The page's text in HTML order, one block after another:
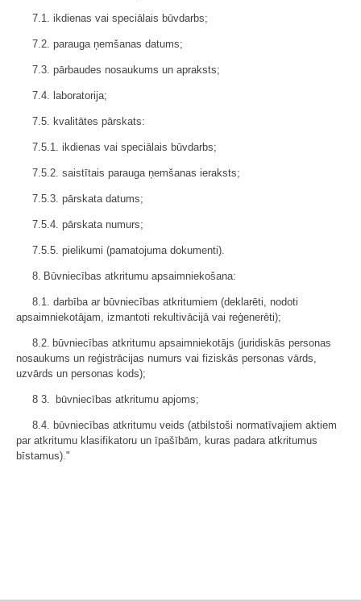
7.1. ikdienas vai speciālais būvdarbs;
7.2. parauga ņemšanas datums;
7.3. pārbaudes nosaukums un apraksts;
7.4. laboratorija;
7.5. kvalitātes pārskats:
7.5.1. ikdienas vai speciālais būvdarbs;
7.5.2. saistītais parauga ņemšanas ieraksts;
7.5.3. pārskata datums;
7.5.4. pārskata numurs;
7.5.5. pielikumi (pamatojuma dokumenti).
8. Būvniecības atkritumu apsaimniekošana:
8.1. darbība ar būvniecības atkritumiem (deklarēti, nodoti
apsaimniekotājam, izmantoti rekultivācijā vai reģenerēti);
8.2. būvniecības atkritumu apsaimniekotājs (juridiskās personas
nosaukums un reģistrācijas numurs vai fiziskās personas vārds,
uzvārds un personas kods);
8 3. būvniecības atkritumu apjoms;
8.4. būvniecības atkritumu veids (atbilstoši normatīvajiem aktiem
par atkritumu klasifikatoru un īpašībām, kuras padara atkritumus
bīstamus)."